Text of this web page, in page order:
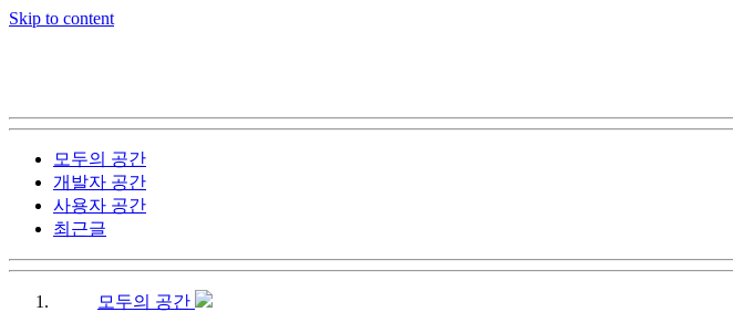
Skip to content
모두의 공간
개발자 공간
사용자 공간
최근글
모두의 공간